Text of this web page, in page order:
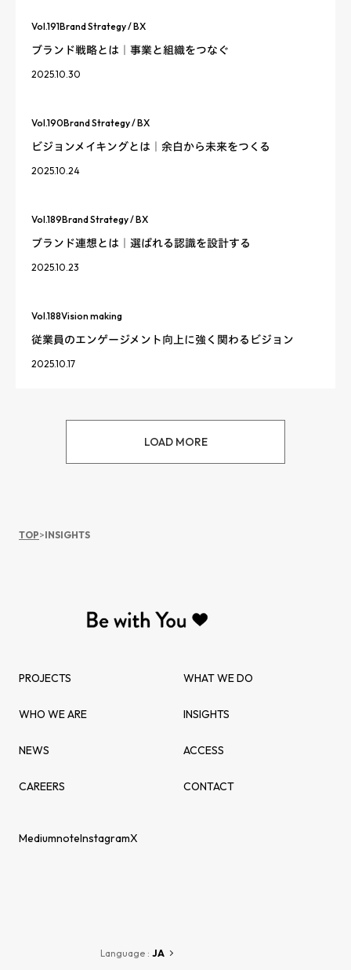
Vol.191Brand Strategy / BX
ブランド戦略とは｜事業と組織をつなぐ
2025.10.30
Vol.190Brand Strategy / BX
ビジョンメイキングとは｜余白から未来をつくる
2025.10.24
Vol.189Brand Strategy / BX
ブランド連想とは｜選ばれる認識を設計する
2025.10.23
Vol.188Vision making
従業員のエンゲージメント向上に強く関わるビジョン
2025.10.17
LOAD MORE
TOP>INSIGHTS
PROJECTS WHAT WE DO
WHO WE ARE INSIGHTS
NEWS ACCESS
CAREERS CONTACT
MediumnoteInstagramX
Language : JA